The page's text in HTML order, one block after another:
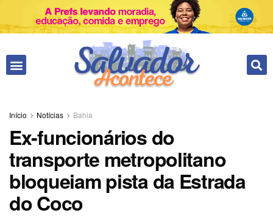
Início Notícias Bahia
Ex-funcionários do
transporte metropolitano
bloqueiam pista da Estrada
do Coco